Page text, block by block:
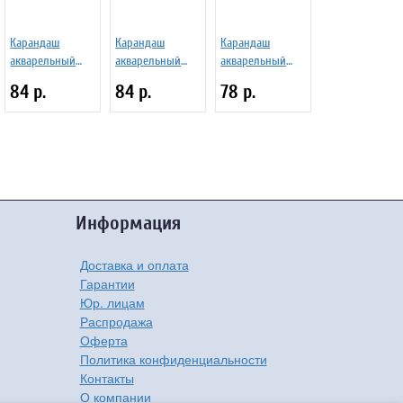
Карандаш
акварельный
84 р.
Карандаш
акварельный
Карминовый
84 р.
Карандаш
акварельный
лиловый
78 р.
Информация
Доставка и оплата
Гарантии
Юр. лицам
Распродажа
Оферта
Политика конфиденциальности
Контакты
О компании